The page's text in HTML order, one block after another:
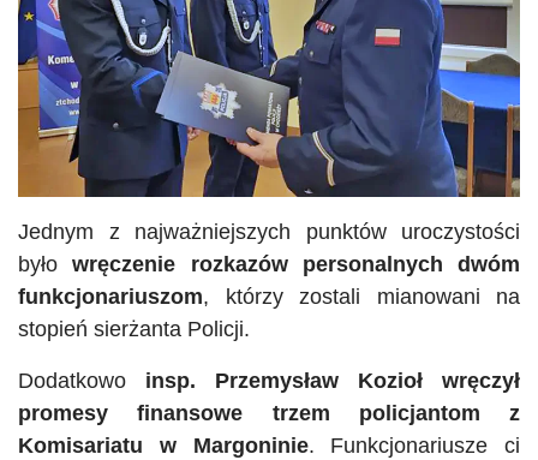
Jednym z najważniejszych punktów uroczystości
byłowręczenie rozkazów personalnych dwóm
funkcjonariuszom, którzy zostali mianowani na
stopień sierżanta Policji.
Dodatkowo insp. Przemysław Kozioł wręczył
promesy finansowe trzem policjantom z
Komisariatu w Margoninie. Funkcjonariusze ci